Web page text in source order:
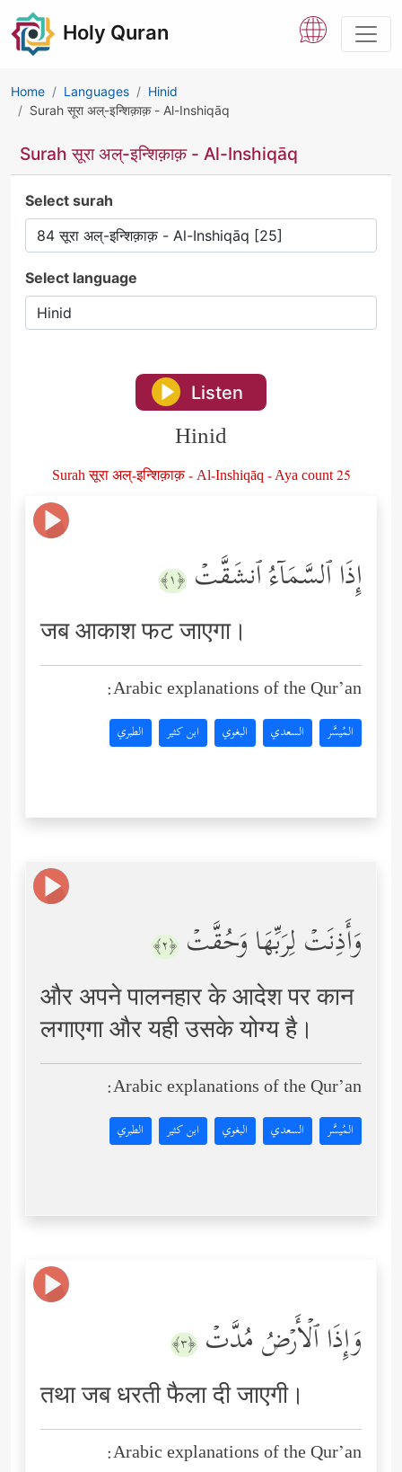
Holy Quran
Home Languages
Hinid
Surah सूरा अल्-इन्शिक़ाक़ - Al-Inshiqāq
Surah सूरा अल्-इन्शिक़ाक़ - Al-Inshiqāq
Select surah
Select language
Listen
Hinid
Surah सूरा अल्-इन्शिक़ाक़ - Al-Inshiqāq - Aya count 25
إِذَا ٱلسَّمَاۤءُ ٱنشَقَّتۡ ﴿١﴾
जब आकाश फट जाएगा।
Arabic explanations of the Qur’an:
المُيسَّر السعدي البغوي ابن كثير الطبري
وَأَذِنَتۡ لِرَبِّهَا وَحُقَّتۡ ﴿٢﴾
और अपने पालनहार के आदेश पर कान
लगाएगा और यही उसके योग्य है।
Arabic explanations of the Qur’an:
المُيسَّر السعدي البغوي ابن كثير الطبري
وَإِذَا ٱلۡأَرۡضُ مُدَّتۡ ﴿٣﴾
तथा जब धरती फैला दी जाएगी।
Arabic explanations of the Qur’an: